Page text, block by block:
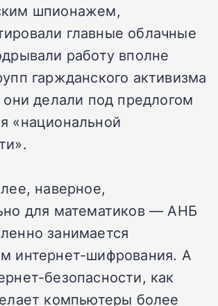
шпионажем,
главные облачные
работу вполне
гаржданского активизма
делали под предлогом
«национальной
наверное,
для математиков — АНБ
занимается
интернет-шифрования. А
безопасности, как
компьютеры более